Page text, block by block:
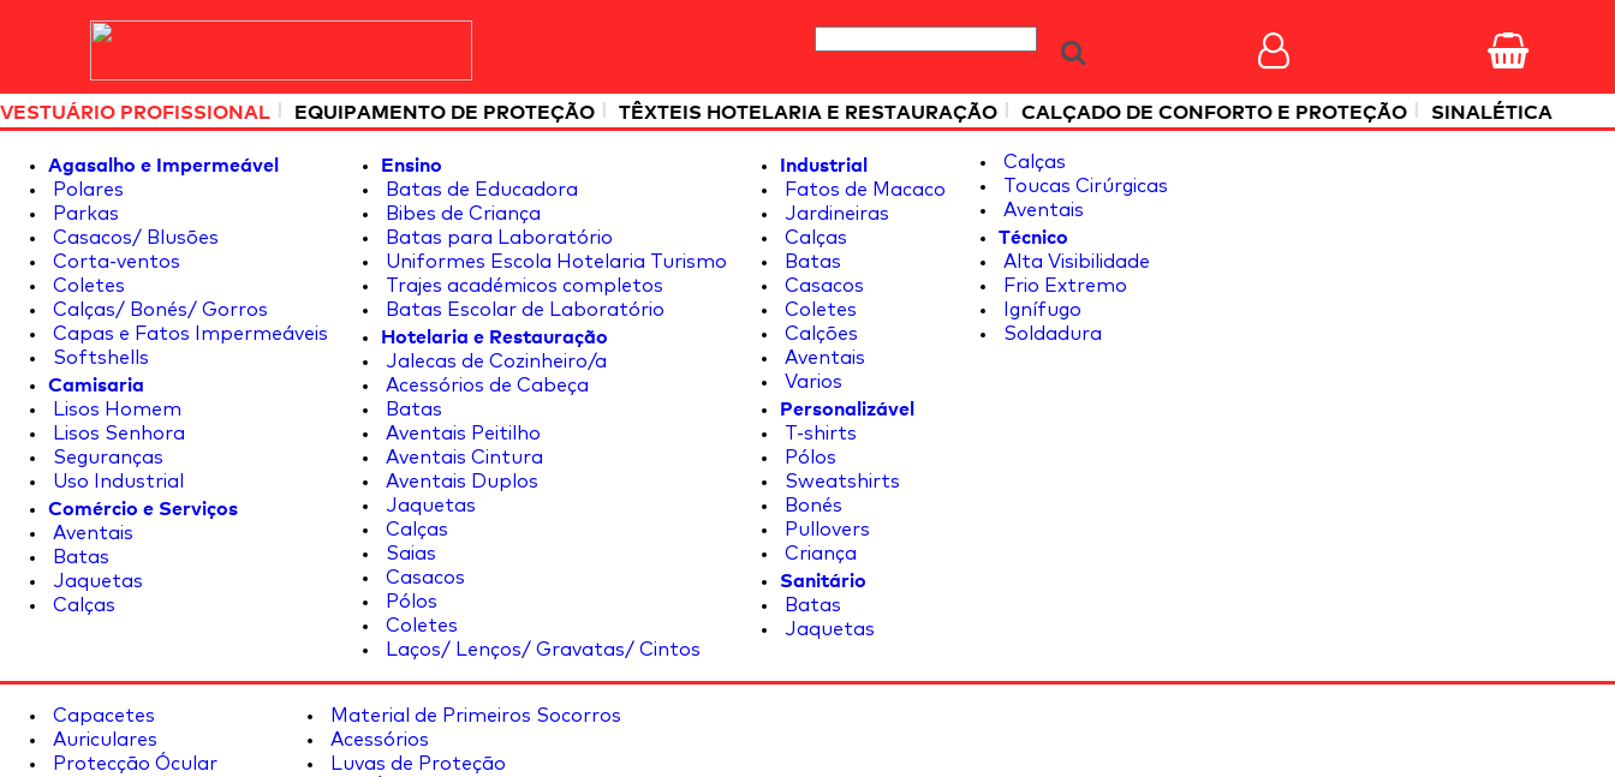
VESTUÁRIO PROFISSIONAL | EQUIPAMENTO DE PROTEÇÃO | TÊXTEIS HOTELARIA E RESTAURAÇÃO | CALÇADO DE CONFORTO E PROTEÇÃO | SINALÉTICA
Agasalho e Impermeável
Polares
Parkas
Casacos/ Blusões
Corta-ventos
Coletes
Calças/ Bonés/ Gorros
Capas e Fatos Impermeáveis
Softshells
Camisaria
Lisos Homem
Lisos Senhora
Seguranças
Uso Industrial
Comércio e Serviços
Aventais
Batas
Jaquetas
Calças
Ensino
Batas de Educadora
Bibes de Criança
Batas para Laboratório
Uniformes Escola Hotelaria Turismo
Trajes académicos completos
Batas Escolar de Laboratório
Hotelaria e Restauração
Jalecas de Cozinheiro/a
Acessórios de Cabeça
Batas
Aventais Peitilho
Aventais Cintura
Aventais Duplos
Jaquetas
Calças
Saias
Casacos
Pólos
Coletes
Laços/ Lenços/ Gravatas/ Cintos
Industrial
Fatos de Macaco
Jardineiras
Calças
Batas
Casacos
Coletes
Calções
Aventais
Varios
Personalizável
T-shirts
Pólos
Sweatshirts
Bonés
Pullovers
Criança
Sanitário
Batas
Jaquetas
Calças
Toucas Cirúrgicas
Aventais
Técnico
Alta Visibilidade
Frio Extremo
Ignífugo
Soldadura
Capacetes
Auriculares
Protecção Ócular
Material de Primeiros Socorros
Acessórios
Luvas de Proteção